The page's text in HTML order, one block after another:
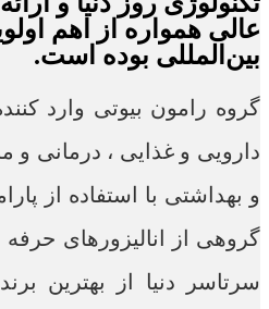
عالی همواره از اهم
بین‌المللی بوده است.
گروه رامون بیوتی وارد
دارویی و غذایی ، درمانی و
و بهداشتی با استفاده از
گروهی از انالیزورهای
سرتاسر دنیا از بهترین